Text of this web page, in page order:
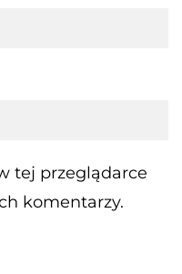
tej przeglądarce
komentarzy.